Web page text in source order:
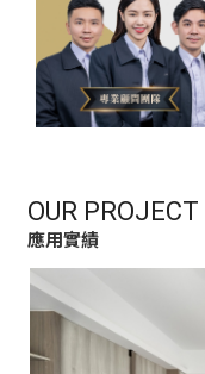
OUR PROJECT
應用實績